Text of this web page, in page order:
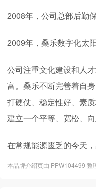
2008年，公司总部后勤
2009年，桑乐数字化太
公司注重文化建设和人
富。桑乐不断完善着自
打硬仗、稳定性好、素
建立一个平等、宽松、
在常规能源匮乏的今天
本品牌介绍页由 PPW104499 整